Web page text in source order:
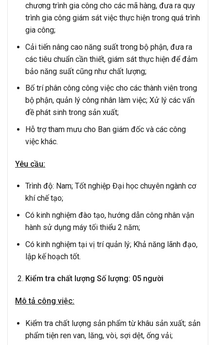
chương trình gia công cho các mã hàng, đưa ra quy
trình gia công giám sát việc thực hiện trong quá trình
gia công;
Cải tiến nâng cao năng suất trong bộ phận, đưa ra
các tiêu chuẩn cần thiết, giám sát thực hiện để đảm
bảo năng suất cũng như chất lượng;
Bố trí phân công công việc cho các thành viên trong
bộ phận, quản lý công nhân làm việc; Xử lý các vấn
đề phát sinh trong sản xuất;
Hỗ trợ tham mưu cho Ban giám đốc và các công
việc khác.
Yêu cầu:
Trình độ: Nam; Tốt nghiệp Đại học chuyên ngành cơ
khí chế tạo;
Có kinh nghiệm đào tạo, hướng dẫn công nhân vận
hành sử dụng máy tối thiểu 2 năm;
Có kinh nghiệm tại vị trí quản lý; Khả năng lãnh đạo,
lập kế hoạch tốt.
Kiểm tra chất lượng Số lượng: 05 người
Mô tả công việc:
Kiểm tra chất lượng sản phẩm từ khâu sản xuất; sản
phẩm tiện ren van, lăng, vòi, sợi dệt, ống vải;